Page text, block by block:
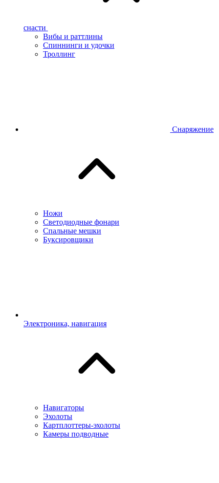
снасти
Вибы и раттлины
Спиннинги и удочки
Троллинг
Снаряжение
Ножи
Светодиодные фонари
Спальные мешки
Буксировщики
Электроника, навигация
Навигаторы
Эхолоты
Картплоттеры-эхолоты
Камеры подводные